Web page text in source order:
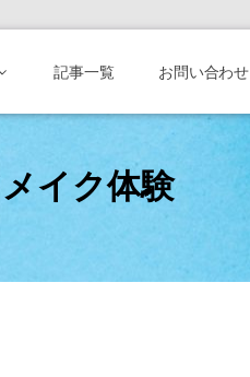
記事一覧 お問い合わせ
イク体験